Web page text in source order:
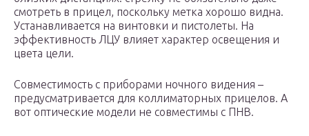
смотреть в прицел, поскольку метка хорошо видна.
Устанавливается на винтовки и пистолеты. На
эффективность ЛЦУ влияет характер освещения и
цвета цели.
Совместимость с приборами ночного видения –
предусматривается для коллиматорных прицелов. А
вот оптические модели не совместимы с ПНВ.